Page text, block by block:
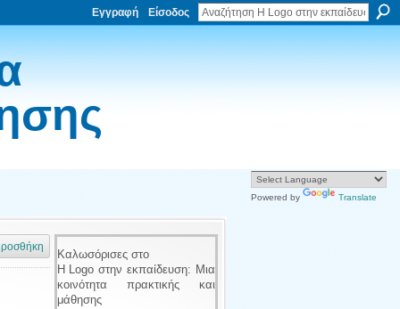
Εγγραφή Είσοδος
Καλωσόρισες στο
Η Logo στην εκπαίδευση: Μια
κοινότητα πρακτικής και
μάθησης
Powered by Translate